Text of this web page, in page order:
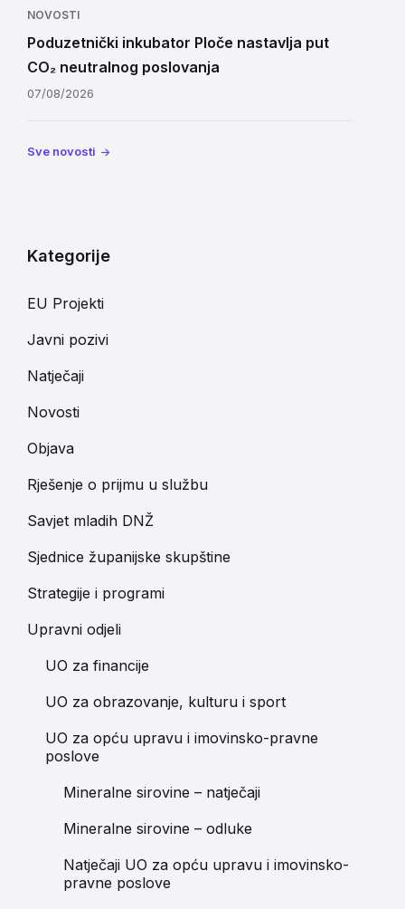
NOVOSTI
Poduzetnički inkubator Ploče nastavlja put
CO₂ neutralnog poslovanja
07/08/2026
Sve novosti
Kategorije
EU Projekti
Javni pozivi
Natječaji
Novosti
Objava
Rješenje o prijmu u službu
Savjet mladih DNŽ
Sjednice županijske skupštine
Strategije i programi
Upravni odjeli
UO za financije
UO za obrazovanje, kulturu i sport
UO za opću upravu i imovinsko-pravne
poslove
Mineralne sirovine – natječaji
Mineralne sirovine – odluke
Natječaji UO za opću upravu i imovinsko-
pravne poslove